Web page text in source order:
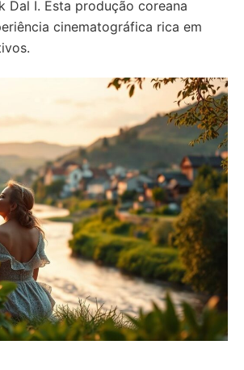
Dal I. Esta produção coreana
cinematográfica rica em